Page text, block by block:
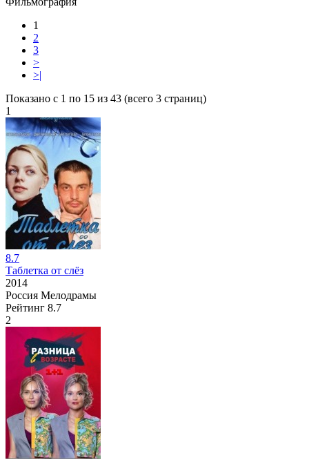
1
2
3
>
>|
Показано с 1 по 15 из 43 (всего 3 страниц)
1
8.7
Таблетка от слёз
2014
Россия Мелодрамы
Рейтинг 8.7
2